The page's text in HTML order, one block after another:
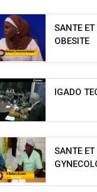
SANTE
OBESITE
IGADO
SANTE